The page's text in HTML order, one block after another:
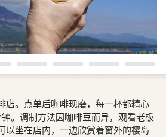
店。点单后咖啡现磨，每一杯都精心
。调制方法因咖啡豆而异，观看老板
以坐在店内，一边欣赏着窗外的樱岛